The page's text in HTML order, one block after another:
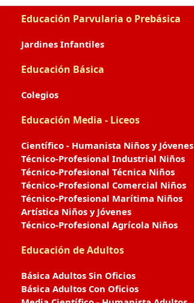
Educación Parvularia o Prebásica
Jardines Infantiles
Educación Básica
Colegios
Educación Media - Liceos
Científico - Humanista Niños y Jóvenes
Técnico-Profesional Industrial Niños
Técnico-Profesional Técnica Niños
Técnico-Profesional Comercial Niños
Técnico-Profesional Marítima Niños
Artística Niños y Jóvenes
Técnico-Profesional Agrícola Niños
Educación de Adultos
Básica Adultos Sin Oficios
Básica Adultos Con Oficios